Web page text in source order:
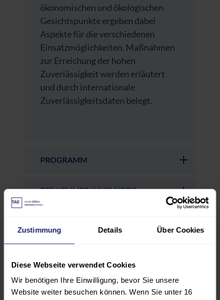
Zustimmung Details Über Cookies
Diese Webseite verwendet Cookies
Wir benötigen Ihre Einwilligung, bevor Sie unsere
Website weiter besuchen können. Wenn Sie unter 16
ökonomischen und ökologischen
Gesichtspunkte ergeben dabei
Aspekte für die verschiedenen
Einsatzmöglichkeiten. Maßnahmen
zur Erreichung der hohen
Zuverlässigkeit werden erläutert
und durch internationale
Zuverlässigkeitsdaten belegt.
PROGRAMM
TEILNEHMER:INNENKREIS
GEBÜHREN UND
FÖRDERMÖGLICHKEITEN